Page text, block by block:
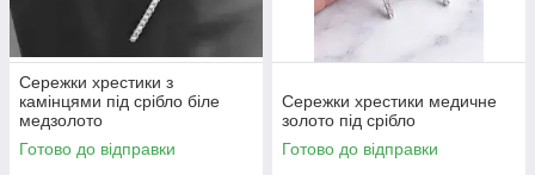
Сережки хрестики з
камінцями під срібло біле
медзолото
Готово до відправки
Сережки хрестики медичне
золото під срібло
Готово до відправки